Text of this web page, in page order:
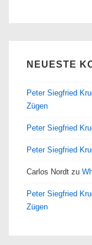
NEUESTE
Peter Siegfried
Zügen
Peter Siegfried
Peter Siegfried
Carlos Nordt zu
Peter Siegfried
Zügen